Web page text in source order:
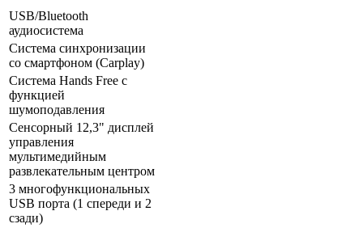
USB/Bluetooth
аудиосистема
Система синхронизации
со смартфоном (Carplay)
Система Hands Free с
функцией
шумоподавления
Сенсорный 12,3" дисплей
управления
мультимедийным
развлекательным центром
3 многофункциональных
USB порта (1 спереди и 2
сзади)